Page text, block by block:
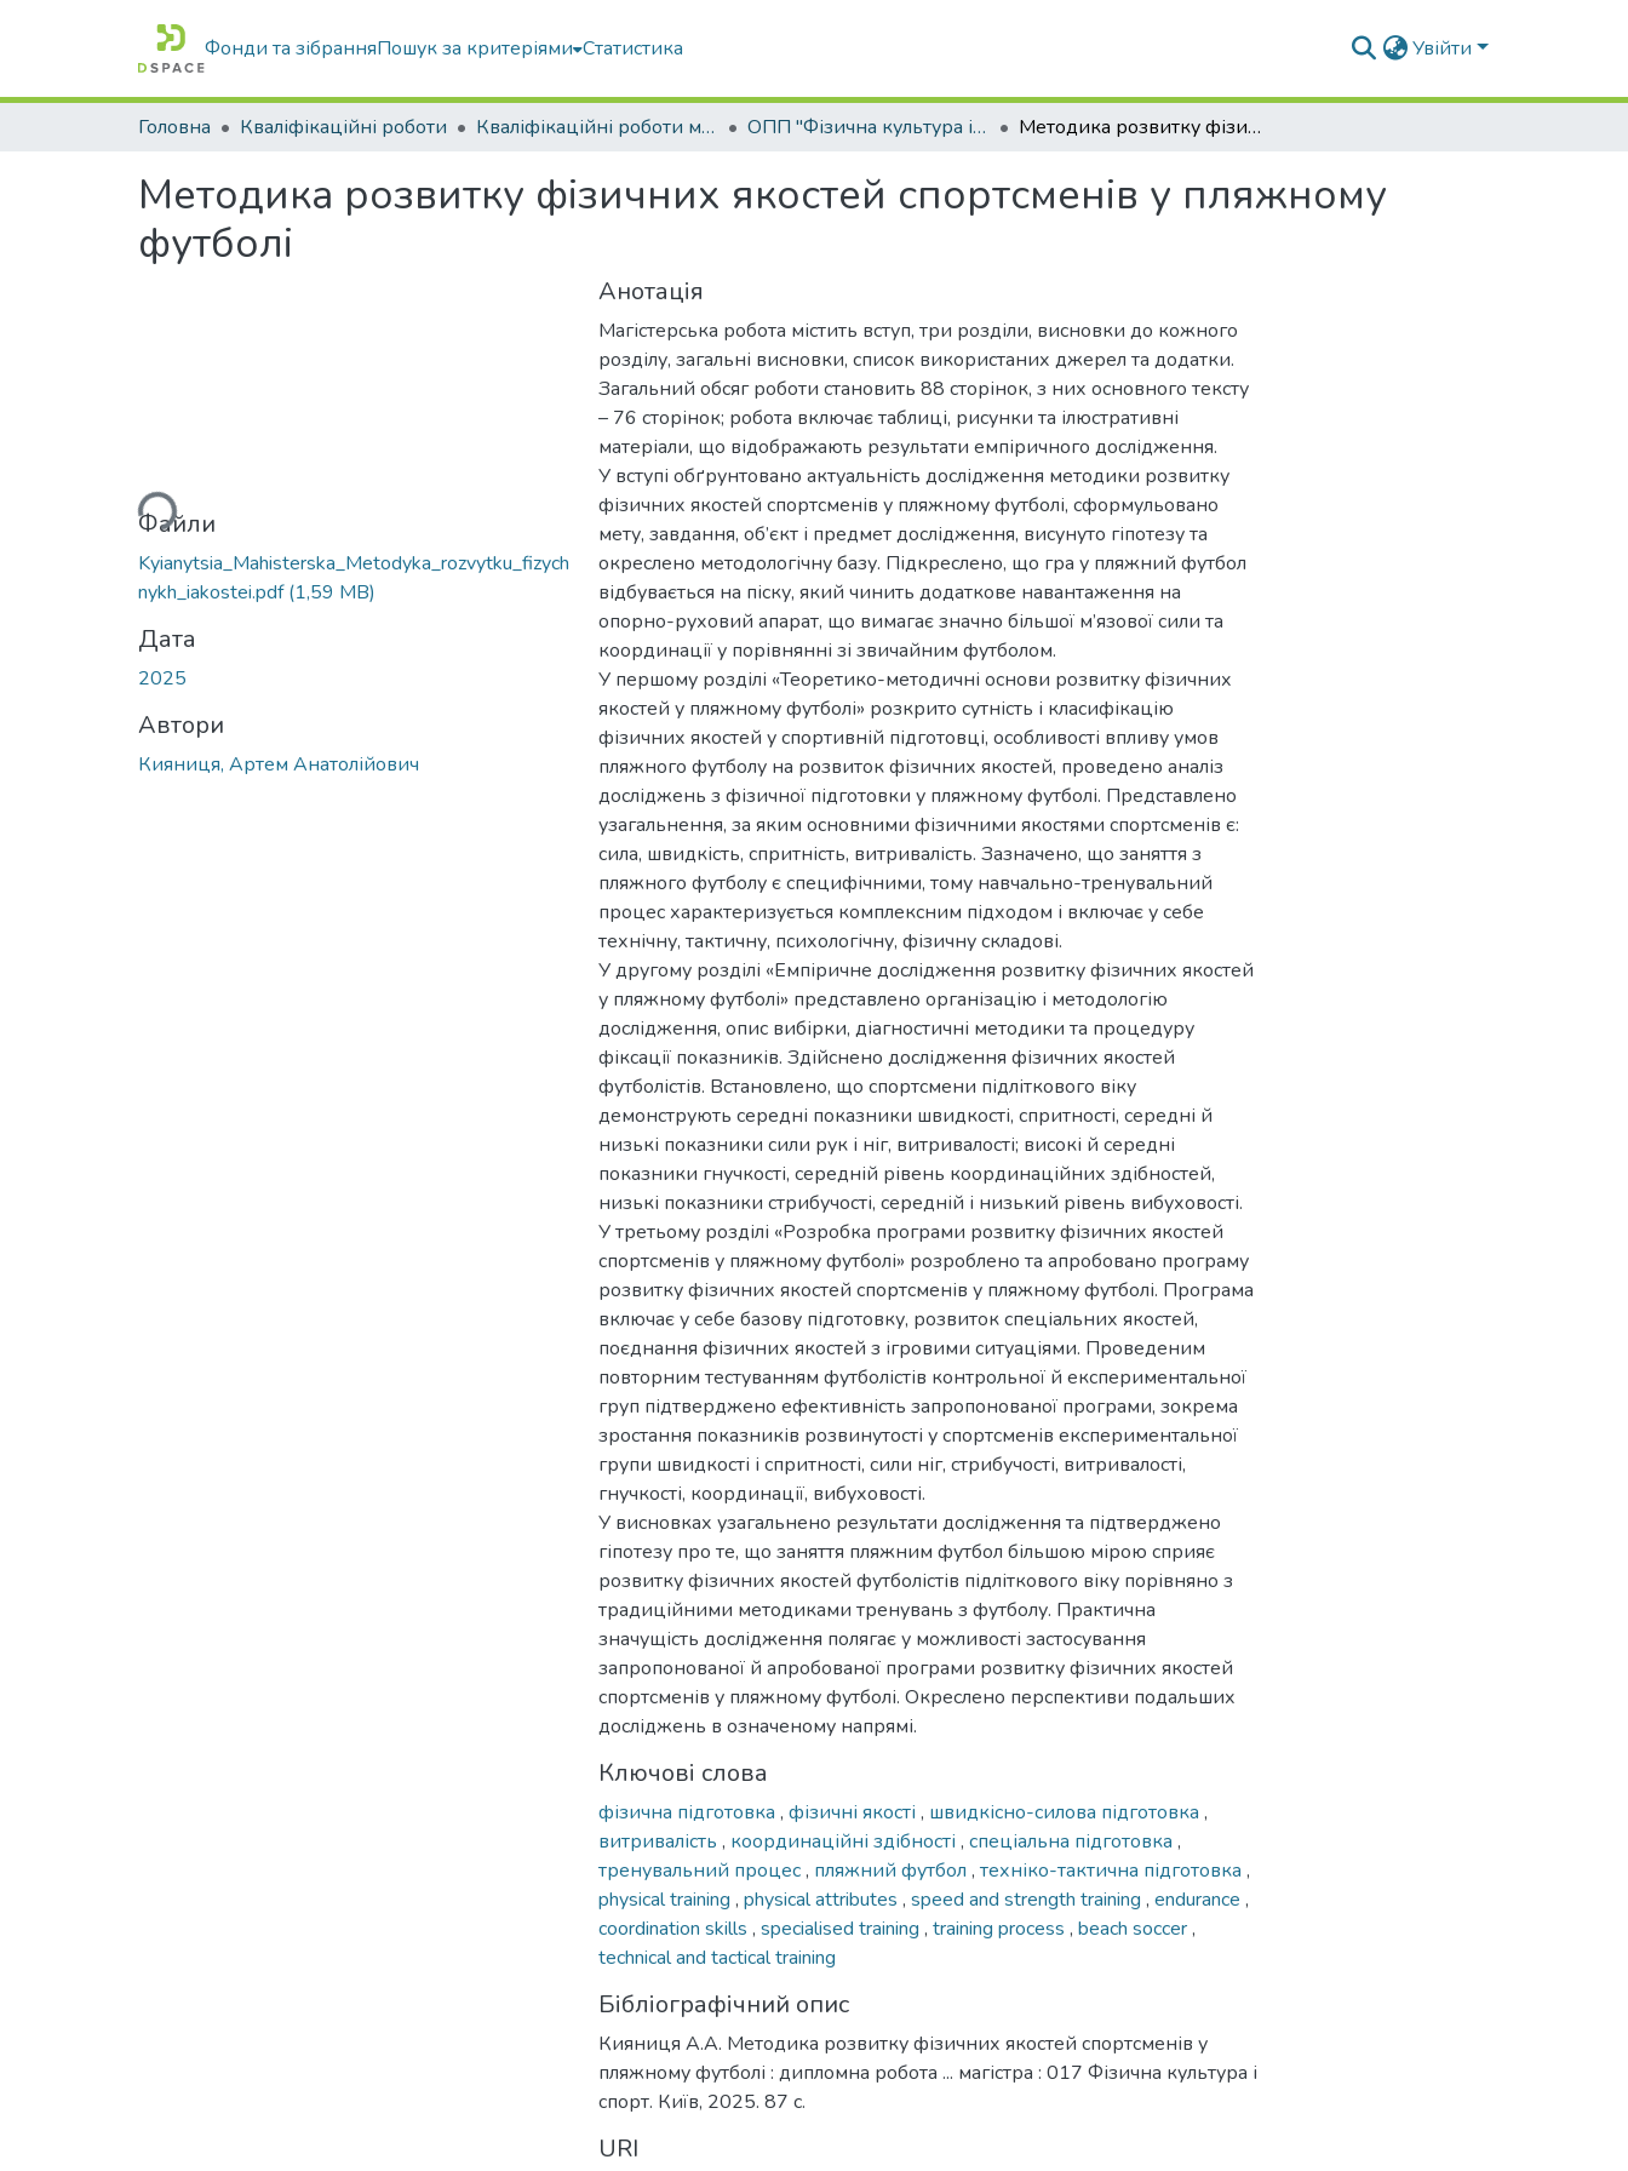
Фонди та зібранняПошук за критеріями Статистика Увійти
Головна Кваліфікаційні роботи Кваліфікаційні роботи магістрів ОПП "Фізична культура і спорт" Методика розвитку фізичних якостей спортсменів у пляжному футболі
Методика розвитку фізичних якостей спортсменів у пляжному
футболі
Вантажиться...
Файли
Kyianytsia_Mahisterska_Metodyka_rozvytku_fizych
nykh_iakostei.pdf(1,59 MB)
Дата
2025
Автори
Кияниця, Артем Анатолійович
Анотація
Магістерська робота містить вступ, три розділи, висновки до кожного
розділу, загальні висновки, список використаних джерел та додатки.
Загальний обсяг роботи становить 88 сторінок, з них основного тексту
– 76 сторінок; робота включає таблиці, рисунки та ілюстративні
матеріали, що відображають результати емпіричного дослідження.
У вступі обґрунтовано актуальність дослідження методики розвитку
фізичних якостей спортсменів у пляжному футболі, сформульовано
мету, завдання, об’єкт і предмет дослідження, висунуто гіпотезу та
окреслено методологічну базу. Підкреслено, що гра у пляжний футбол
відбувається на піску, який чинить додаткове навантаження на
опорно-руховий апарат, що вимагає значно більшої м’язової сили та
координації у порівнянні зі звичайним футболом.
У першому розділі «Теоретико-методичні основи розвитку фізичних
якостей у пляжному футболі» розкрито сутність і класифікацію
фізичних якостей у спортивній підготовці, особливості впливу умов
пляжного футболу на розвиток фізичних якостей, проведено аналіз
досліджень з фізичної підготовки у пляжному футболі. Представлено
узагальнення, за яким основними фізичними якостями спортсменів є:
сила, швидкість, спритність, витривалість. Зазначено, що заняття з
пляжного футболу є специфічними, тому навчально-тренувальний
процес характеризується комплексним підходом і включає у себе
технічну, тактичну, психологічну, фізичну складові.
У другому розділі «Емпіричне дослідження розвитку фізичних якостей
у пляжному футболі» представлено організацію і методологію
дослідження, опис вибірки, діагностичні методики та процедуру
фіксації показників. Здійснено дослідження фізичних якостей
футболістів. Встановлено, що спортсмени підліткового віку
демонструють середні показники швидкості, спритності, середні й
низькі показники сили рук і ніг, витривалості; високі й середні
показники гнучкості, середній рівень координаційних здібностей,
низькі показники стрибучості, середній і низький рівень вибуховості.
У третьому розділі «Розробка програми розвитку фізичних якостей
спортсменів у пляжному футболі» розроблено та апробовано програму
розвитку фізичних якостей спортсменів у пляжному футболі. Програма
включає у себе базову підготовку, розвиток спеціальних якостей,
поєднання фізичних якостей з ігровими ситуаціями. Проведеним
повторним тестуванням футболістів контрольної й експериментальної
груп підтверджено ефективність запропонованої програми, зокрема
зростання показників розвинутості у спортсменів експериментальної
групи швидкості і спритності, сили ніг, стрибучості, витривалості,
гнучкості, координації, вибуховості.
У висновках узагальнено результати дослідження та підтверджено
гіпотезу про те, що заняття пляжним футбол більшою мірою сприяє
розвитку фізичних якостей футболістів підліткового віку порівняно з
традиційними методиками тренувань з футболу. Практична
значущість дослідження полягає у можливості застосування
запропонованої й апробованої програми розвитку фізичних якостей
спортсменів у пляжному футболі. Окреслено перспективи подальших
досліджень в означеному напрямі.
Ключові слова
фізична підготовка , фізичні якості , швидкісно-силова підготовка ,
витривалість , координаційні здібності , спеціальна підготовка ,
тренувальний процес, пляжний футбол , техніко-тактична підготовка ,
physical training , physical attributes , speed and strength training , endurance ,
coordination skills , specialised training , training process , beach soccer,
technical and tactical training
Бібліографічний опис
Кияниця А.А. Методика розвитку фізичних якостей спортсменів у
пляжному футболі : дипломна робота ... магістра : 017 Фізична культура і
спорт. Київ, 2025. 87 с.
URI